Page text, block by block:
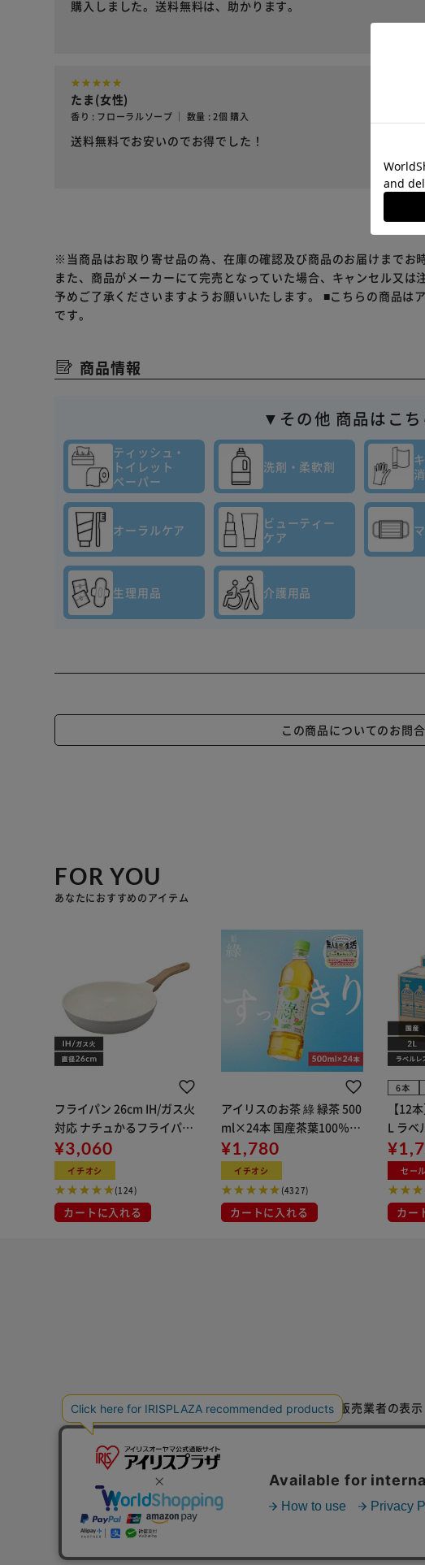
購入しました。送料無料は、助かります。
たま(女性)
香り : フローラルソープ ｜ 数量 : 2個 購入
送料無料でお安いのでお得でした！
※当商品はお取り寄せ品の為、在庫の確認及び商品のお届けまでお
また、商品がメーカーにて完売となっていた場合、キャンセル又は
予めご了承くださいますようお願いいたします。 ■こちらの商品は
です。
商品情報
▼その他 商品はこ
ティッシュ・
トイレット
ペーパー
洗剤・柔軟剤
オーラルケア
ビューティー
ケア
生理用品 介護用品
この商品についてのお問
FOR YOU
あなたにおすすめのアイテム
フライパン 26cm IH/ガス火
対応 ナチュかるフライパン
NTL-F26PG パールグレー
×アイボリー
¥3,060
イチオシ
(124)
カートに入れる
アイリスのお茶 綠 緑茶 500
ml×24本 国産茶葉100％使
用
¥1,780
イチオシ
(4327)
カートに入れる
6本
【12
L ラベ
可】
セール
カー
特定商取引法に基づく通信販売業者の表示
※